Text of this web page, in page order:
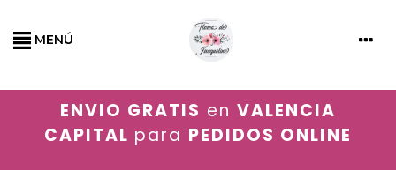
MENÚ
ENVIO GRATIS en VALENCIA
CAPITAL para PEDIDOS ONLINE